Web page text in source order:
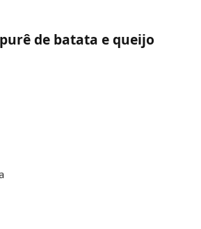
de batata e queijo